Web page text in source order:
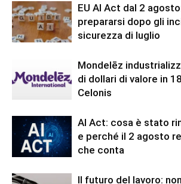
EU AI Act dal 2
prepararsi dopo gli
sicurezza di luglio
Mondelēz
di dollari di valore in
Celonis
AI Act: cosa è stato
e perché il 2 agosto
che conta
Il futuro del lavoro: